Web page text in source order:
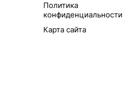
Политика
конфиденциальности
Карта сайта